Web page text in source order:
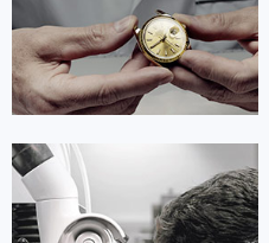
 深圳浪琴维修
贝亚特·布兰奇
资深浪琴技师
是浪琴维修服务中心